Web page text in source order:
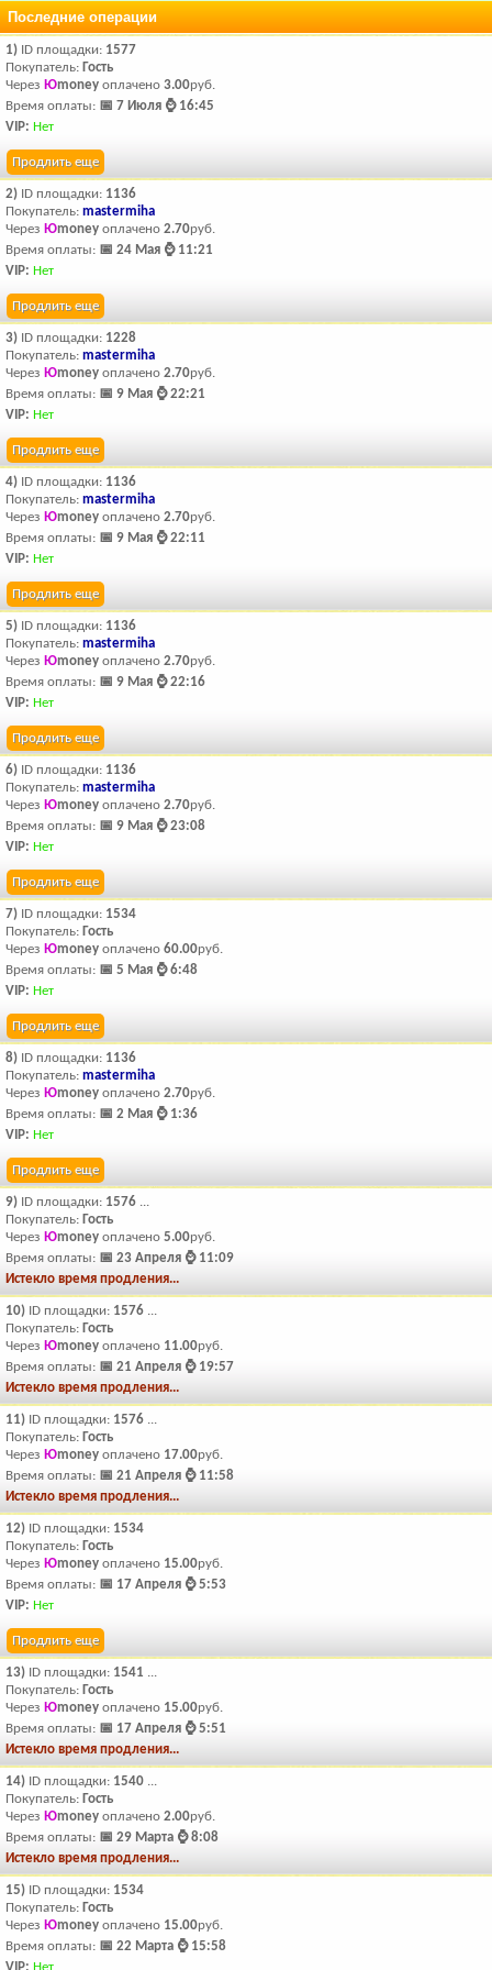
Последние операции
1) ID площадки: 1577
Покупатель: Гость
Через Юmoney оплачено 3.00руб.
Время оплаты: 📅 7 Июля ⌚ 16:45
VIP: Нет
Продлить еще
2) ID площадки: 1136
Покупатель: mastermiha
Через Юmoney оплачено 2.70руб.
Время оплаты: 📅 24 Мая ⌚ 11:21
VIP: Нет
Продлить еще
3) ID площадки: 1228
Покупатель: mastermiha
Через Юmoney оплачено 2.70руб.
Время оплаты: 📅 9 Мая ⌚ 22:21
VIP: Нет
Продлить еще
4) ID площадки: 1136
Покупатель: mastermiha
Через Юmoney оплачено 2.70руб.
Время оплаты: 📅 9 Мая ⌚ 22:11
VIP: Нет
Продлить еще
5) ID площадки: 1136
Покупатель: mastermiha
Через Юmoney оплачено 2.70руб.
Время оплаты: 📅 9 Мая ⌚ 22:16
VIP: Нет
Продлить еще
6) ID площадки: 1136
Покупатель: mastermiha
Через Юmoney оплачено 2.70руб.
Время оплаты: 📅 9 Мая ⌚ 23:08
VIP: Нет
Продлить еще
7) ID площадки: 1534
Покупатель: Гость
Через Юmoney оплачено 60.00руб.
Время оплаты: 📅 5 Мая ⌚ 6:48
VIP: Нет
Продлить еще
8) ID площадки: 1136
Покупатель: mastermiha
Через Юmoney оплачено 2.70руб.
Время оплаты: 📅 2 Мая ⌚ 1:36
VIP: Нет
Продлить еще
9) ID площадки: 1576 ...
Покупатель: Гость
Через Юmoney оплачено 5.00руб.
Время оплаты: 📅 23 Апреля ⌚ 11:09
Истекло время продления...
10) ID площадки: 1576 ...
Покупатель: Гость
Через Юmoney оплачено 11.00руб.
Время оплаты: 📅 21 Апреля ⌚ 19:57
Истекло время продления...
11) ID площадки: 1576 ...
Покупатель: Гость
Через Юmoney оплачено 17.00руб.
Время оплаты: 📅 21 Апреля ⌚ 11:58
Истекло время продления...
12) ID площадки: 1534
Покупатель: Гость
Через Юmoney оплачено 15.00руб.
Время оплаты: 📅 17 Апреля ⌚ 5:53
VIP: Нет
Продлить еще
13) ID площадки: 1541 ...
Покупатель: Гость
Через Юmoney оплачено 15.00руб.
Время оплаты: 📅 17 Апреля ⌚ 5:51
Истекло время продления...
14) ID площадки: 1540 ...
Покупатель: Гость
Через Юmoney оплачено 2.00руб.
Время оплаты: 📅 29 Марта ⌚ 8:08
Истекло время продления...
15) ID площадки: 1534
Покупатель: Гость
Через Юmoney оплачено 15.00руб.
Время оплаты: 📅 22 Марта ⌚ 15:58